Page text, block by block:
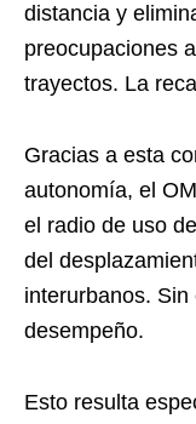
distancia y
preocupaciones
trayectos. La
Gracias a esta
autonomía, el
el radio de uso
del
interurbanos. Sin
desempeño.
Esto resulta